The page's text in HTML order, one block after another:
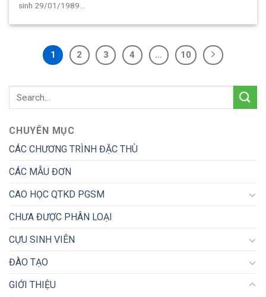
sinh 29/01/1989...
1 2 3 4 … 10
CHUYÊN MỤC
CÁC CHƯƠNG TRÌNH ĐẶC THÙ
CÁC MẪU ĐƠN
CAO HỌC QTKD PGSM
CHƯA ĐƯỢC PHÂN LOẠI
CỰU SINH VIÊN
ĐÀO TẠO
GIỚI THIỆU